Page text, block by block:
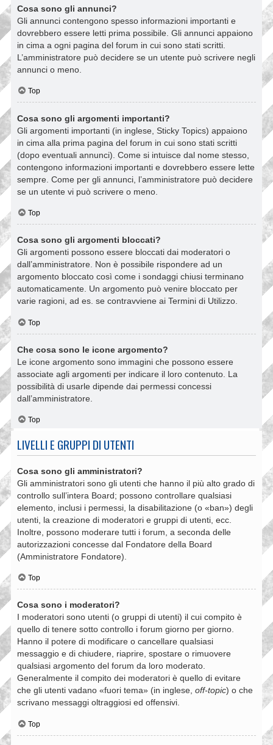
Cosa sono gli annunci?
Gli annunci contengono spesso informazioni importanti e
dovrebbero essere letti prima possibile. Gli annunci appaiono
in cima a ogni pagina del forum in cui sono stati scritti.
L’amministratore può decidere se un utente può scrivere negli
annunci o meno.
Top
Cosa sono gli argomenti importanti?
Gli argomenti importanti (in inglese, Sticky Topics) appaiono
in cima alla prima pagina del forum in cui sono stati scritti
(dopo eventuali annunci). Come si intuisce dal nome stesso,
contengono informazioni importanti e dovrebbero essere lette
sempre. Come per gli annunci, l’amministratore può decidere
se un utente vi può scrivere o meno.
Top
Cosa sono gli argomenti bloccati?
Gli argomenti possono essere bloccati dai moderatori o
dall’amministratore. Non è possibile rispondere ad un
argomento bloccato così come i sondaggi chiusi terminano
automaticamente. Un argomento può venire bloccato per
varie ragioni, ad es. se contravviene ai Termini di Utilizzo.
Top
Che cosa sono le icone argomento?
Le icone argomento sono immagini che possono essere
associate agli argomenti per indicare il loro contenuto. La
possibilità di usarle dipende dai permessi concessi
dall’amministratore.
Top
LIVELLI E GRUPPI DI UTENTI
Cosa sono gli amministratori?
Gli amministratori sono gli utenti che hanno il più alto grado di
controllo sull’intera Board; possono controllare qualsiasi
elemento, inclusi i permessi, la disabilitazione (o «ban») degli
utenti, la creazione di moderatori e gruppi di utenti, ecc.
Inoltre, possono moderare tutti i forum, a seconda delle
autorizzazioni concesse dal Fondatore della Board
(Amministratore Fondatore).
Top
Cosa sono i moderatori?
I moderatori sono utenti (o gruppi di utenti) il cui compito è
quello di tenere sotto controllo i forum giorno per giorno.
Hanno il potere di modificare o cancellare qualsiasi
messaggio e di chiudere, riaprire, spostare o rimuovere
qualsiasi argomento del forum da loro moderato.
Generalmente il compito dei moderatori è quello di evitare
che gli utenti vadano «fuori tema» (in inglese, off-topic) o che
scrivano messaggi oltraggiosi ed offensivi.
Top